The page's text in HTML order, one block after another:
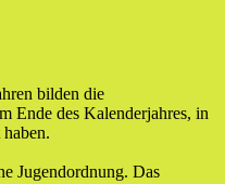
bilden die
Ende des Kalenderjahres, in
Jugendordnung. Das